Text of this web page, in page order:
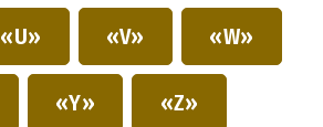
«U» «V» «W»
«Y» «Z»